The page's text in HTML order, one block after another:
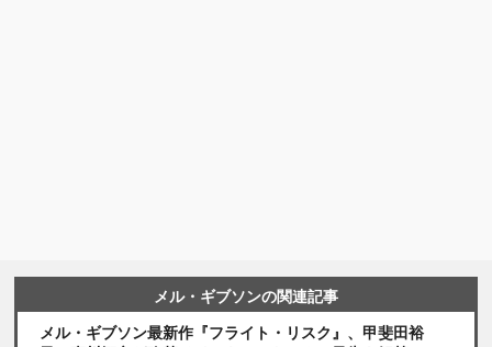
メル・ギブソンの関連記事
メル・ギブソン最新作『フライト・リスク』、甲斐田裕